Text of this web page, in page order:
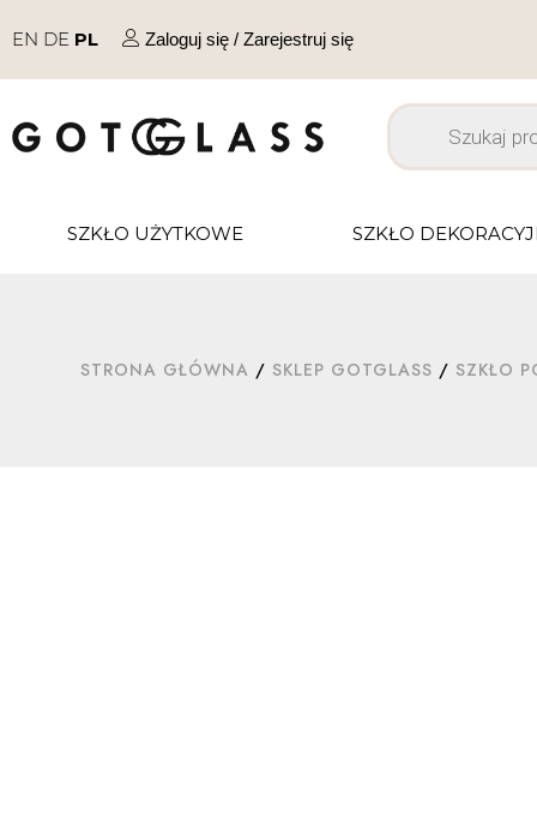
EN DE PL Zaloguj się / Zarejestruj się
SZKŁO UŻYTKOWE SZKŁO
STRONA GŁÓWNA / SKLEP GOTGLASS / SZKŁO